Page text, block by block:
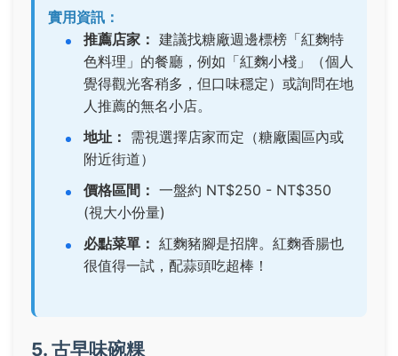
實用資訊：
推薦店家： 建議找糖廠週邊標榜「紅麴特
色料理」的餐廳，例如「紅麴小棧」（個人
覺得觀光客稍多，但口味穩定）或詢問在地
人推薦的無名小店。
地址： 需視選擇店家而定（糖廠園區內或
附近街道）
價格區間： 一盤約 NT$250 - NT$350
(視大小份量)
必點菜單： 紅麴豬腳是招牌。紅麴香腸也
很值得一試，配蒜頭吃超棒！
5. 古早味碗粿